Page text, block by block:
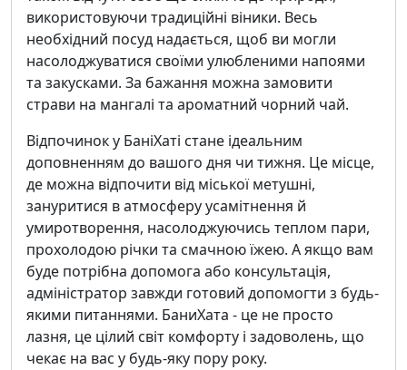
використовуючи традиційні віники. Весь
необхідний посуд надається, щоб ви могли
насолоджуватися своїми улюбленими напоями
та закусками. За бажання можна замовити
страви на мангалі та ароматний чорний чай.
Відпочинок у БаніХаті стане ідеальним
доповненням до вашого дня чи тижня. Це місце,
де можна відпочити від міської метушні,
зануритися в атмосферу усамітнення й
умиротворення, насолоджуючись теплом пари,
прохолодою річки та смачною їжею. А якщо вам
буде потрібна допомога або консультація,
адміністратор завжди готовий допомогти з будь-
якими питаннями. БаниХата - це не просто
лазня, це цілий світ комфорту і задоволень, що
чекає на вас у будь-яку пору року.